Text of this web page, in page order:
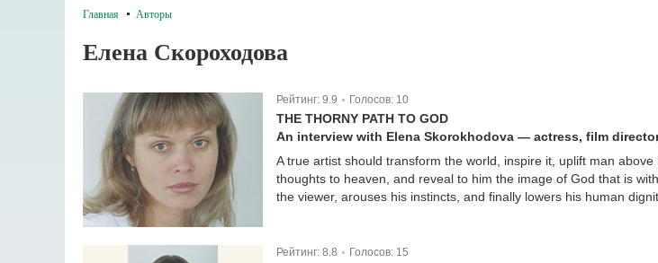
Главная Авторы
Елена Скороходова
Рейтинг: 9.9 Голосов: 10
THE THORNY PATH TO GOD
An interview with Elena Skorokhodova — actress, film
A true artist should transform the world, inspire it, uplift man
thoughts to heaven, and reveal to him the image of God that is
the viewer, arouses his instincts, and finally lowers his human
Рейтинг: 8.8 Голосов: 15